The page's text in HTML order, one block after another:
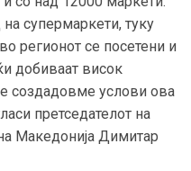
супермаркети, туку
регионот се посетени и
добиваат висок
создадовме услови ова
претседателот на
Македонија Димитар